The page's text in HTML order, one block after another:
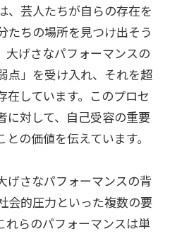
、芸人たちが自らの存在を
たちの場所を見つけ出そう
大げさなパフォーマンスの
点」を受け入れ、それを超
在しています。このプロセ
に対して、自己受容の重要
の価値を伝えています。
げさなパフォーマンスの背
会的圧力といった複数の要
れらのパフォーマンスは単